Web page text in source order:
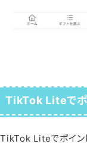
TikTok Liteでポ
TikTok Liteでポイン